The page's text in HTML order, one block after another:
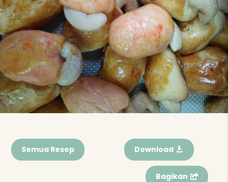
Semua Resep Download
Bagikan